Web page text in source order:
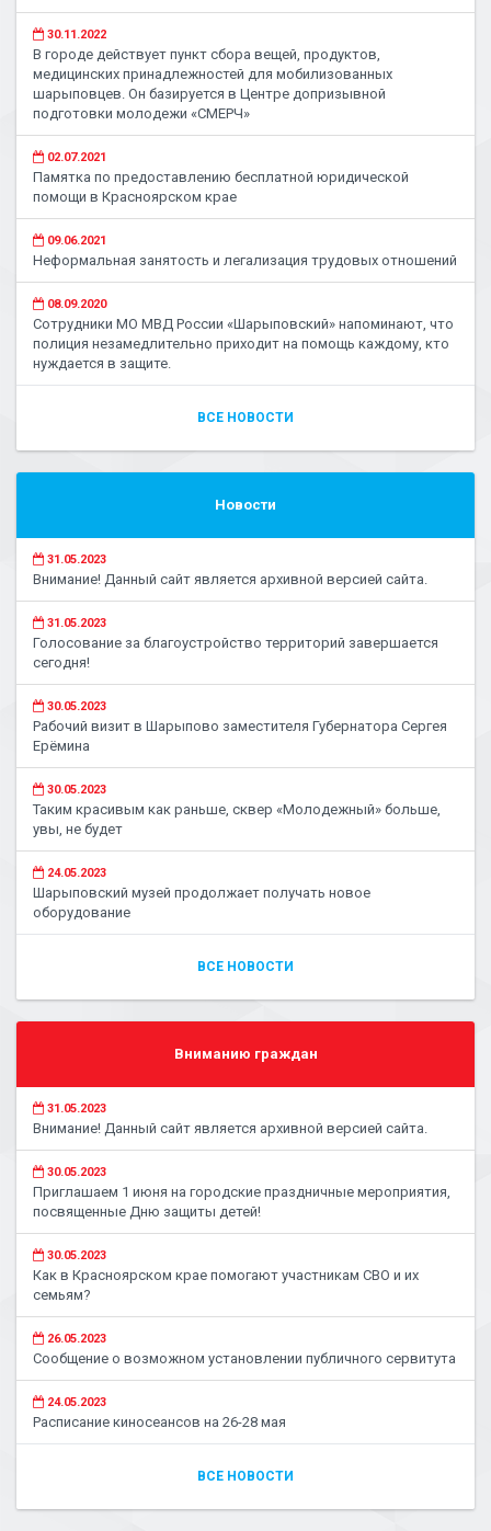
30.11.2022
В городе действует пункт сбора вещей, продуктов,
медицинских принадлежностей для мобилизованных
шарыповцев. Он базируется в Центре допризывной
подготовки молодежи «СМЕРЧ»
02.07.2021
Памятка по предоставлению бесплатной юридической
помощи в Красноярском крае
09.06.2021
Неформальная занятость и легализация трудовых отношений
08.09.2020
Сотрудники МО МВД России «Шарыповский» напоминают, что
полиция незамедлительно приходит на помощь каждому, кто
нуждается в защите.
ВСЕ НОВОСТИ
Новости
31.05.2023
Внимание! Данный сайт является архивной версией сайта.
31.05.2023
Голосование за благоустройство территорий завершается
сегодня!
30.05.2023
Рабочий визит в Шарыпово заместителя Губернатора Сергея
Ерёмина
30.05.2023
Таким красивым как раньше, сквер «Молодежный» больше,
увы, не будет
24.05.2023
Шарыповский музей продолжает получать новое
оборудование
ВСЕ НОВОСТИ
Вниманию граждан
31.05.2023
Внимание! Данный сайт является архивной версией сайта.
30.05.2023
Приглашаем 1 июня на городские праздничные мероприятия,
посвященные Дню защиты детей!
30.05.2023
Как в Красноярском крае помогают участникам СВО и их
семьям?
26.05.2023
Сообщение о возможном установлении публичного сервитута
24.05.2023
Расписание киносеансов на 26-28 мая
ВСЕ НОВОСТИ